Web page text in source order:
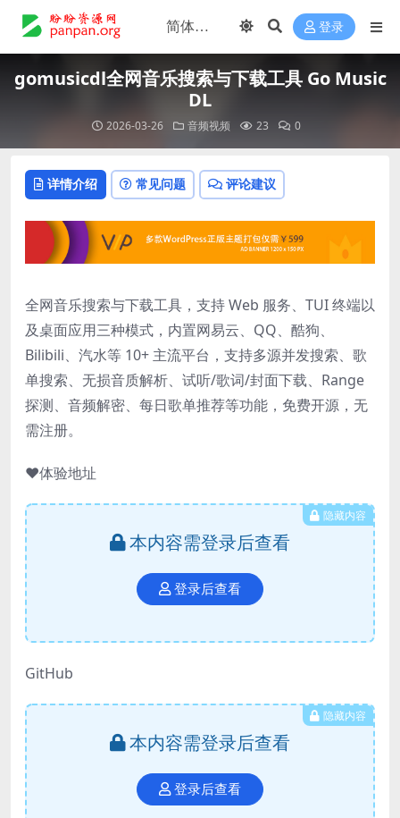
登录
gomusicdl全网音乐搜索与下载工具 Go Music
DL
2026-03-26 音频视频 23 0
详情介绍 常见问题 评论建议
全网音乐搜索与下载工具，支持 Web 服务、TUI 终端以
及桌面应用三种模式，内置网易云、QQ、酷狗、
Bilibili、汽水等 10+ 主流平台，支持多源并发搜索、歌
单搜索、无损音质解析、试听/歌词/封面下载、Range
探测、音频解密、每日歌单推荐等功能，免费开源，无
需注册。
❤️体验地址
隐藏内容
本内容需登录后查看
登录后查看
GitHub
隐藏内容
本内容需登录后查看
登录后查看